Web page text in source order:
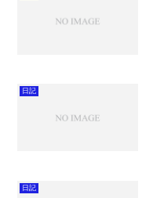
日記
日記